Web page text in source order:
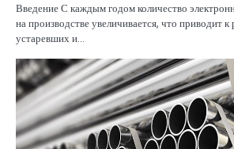
Введение С каждым годом количество
на производстве увеличивается, что приводит
устаревших и…